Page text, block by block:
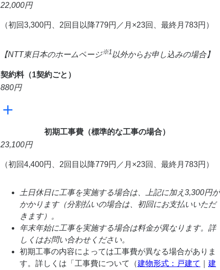
22,000円
（初回3,300円、2回目以降779円／月×23回、最終月783円）
【NTT東日本のホームページ※1 以外からお申し込みの場合】
契約料（1契約ごと）
880円
初期工事費（標準的な工事の場合）
23,100円
（初回4,400円、2回目以降779円／月×23回、最終月783円）
土日休日に工事を実施する場合は、上記に加え3,300円が
かかります（分割払いの場合は、初回にお支払いいただ
きます）。
年末年始に工事を実施する場合は料金が異なります。詳
しくはお問い合わせください。
初期工事の内容によっては工事費が異なる場合がありま
す。詳しくは「工事費について（建物形式：戸建て
建